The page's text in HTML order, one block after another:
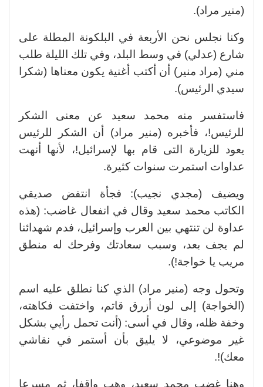
(منير مراد).
وكنا نجلس نحن الأربعة في البلكونة المطلة على
شارع (عدلي) في وسط البلد، وفي تلك الليلة طلب
مني (مراد منير) أن أكتب أغنية يكون معناها (شكرا
سيدي الرئيس).
فاستفسر منه محمد سعيد عن معنى الشكر
للرئيس!، فأخبره (منير مراد) أن الشكر للرئيس
يعود للزيارة التى قام بها لإسرائيل!، لأنها أنهت
عداوات استمرت سنوات كثيرة.
ويضيف (مجدي نجيب): فجأة انتفض صديقي
الكاتب محمد سعيد وقال في انفعال غاضب: (هذه
عداوة لن تنتهي بين العرب وإسرائيل، فدم شهدائنا
لم يجف بعد، وسبب سعادتك وفرحك له منطق
مريب يا خواجة!).
وتحول وجه (منير مراد) الذي كنا نطلق عليه اسم
(الخواجة) إلى لون أزرق قاتم، واختفت فكاهته،
وخفة ظله، وقال في أسى: (أنت تحمل رأيي بشكل
غير موضوعي، لا يليق بأن أستمر في نقاشي
معك)!.
وهنا غضب محمد سعيد، وهب واقفا، ثم مسرعا